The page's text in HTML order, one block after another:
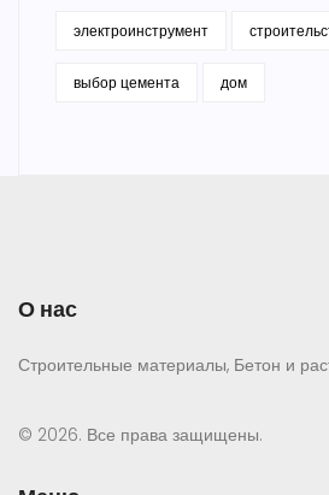
электроинструмент
выбор цемента дом
О нас
Строительные материалы, Бетон и
© 2026. Все права защищены.